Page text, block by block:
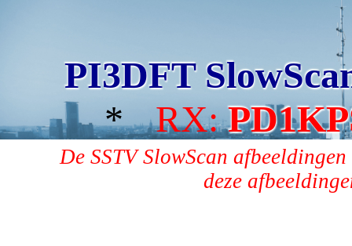
PI3DFT
*RX:
De SSTV SlowScan
deze